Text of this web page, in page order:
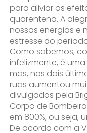
para aliviar os
quarentena. A
nossas energias e
estresse do
Como sabemos,
infelizmente, é
mas, nos dois
ruas aumentou
divulgados pela
Corpo de
em 800%, ou seja,
De acordo com a